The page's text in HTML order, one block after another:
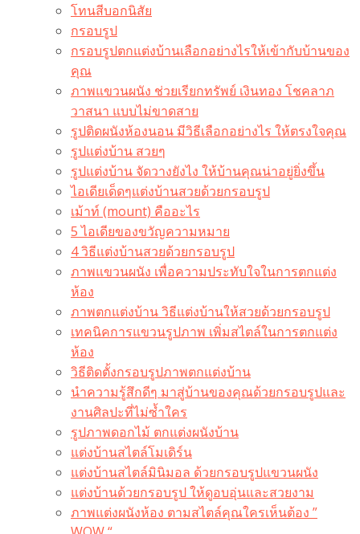
โทนสีบอกนิสัย
กรอบรูป
กรอบรูปตกแต่งบ้านเลือกอย่างไรให้เข้ากับบ้านของ
คุณ
ภาพแขวนผนัง ช่วยเรียกทรัพย์ เงินทอง โชคลาภ
วาสนา แบบไม่ขาดสาย
รูปติดผนังห้องนอน มีวิธีเลือกอย่างไร ให้ตรงใจคุณ
รูปแต่งบ้าน สวยๆ
รูปแต่งบ้าน จัดวางยังไง ให้บ้านคุณน่าอยู่ยิ่งขึ้น
ไอเดียเด็ดๆแต่งบ้านสวยด้วยกรอบรูป
เม้าท์ (mount) คืออะไร​
5 ไอเดียของขวัญความหมาย
4 วิธีแต่งบ้านสวยด้วยกรอบรูป
ภาพแขวนผนัง เพื่อความประทับใจในการตกแต่ง
ห้อง
ภาพตกแต่งบ้าน วิธีแต่งบ้านให้สวยด้วยกรอบรูป
เทคนิคการแขวนรูปภาพ เพิ่มสไตล์ในการตกแต่ง
ห้อง
วิธีติดตั้งกรอบรูปภาพตกแต่งบ้าน
นำความรู้สึกดีๆ มาสู่บ้านของคุณด้วยกรอบรูปและ
งานศิลปะที่ไม่ซ้ำใคร
รูปภาพดอกไม้ ตกแต่งผนังบ้าน
แต่งบ้านสไตล์โมเดิร์น
แต่งบ้านสไตล์มินิมอล ด้วยกรอบรูปแขวนผนัง
แต่งบ้านด้วยกรอบรูป ให้ดูอบอุ่นและสวยงาม
ภาพแต่งผนังห้อง ตามสไตล์คุณใครเห็นต้อง ”